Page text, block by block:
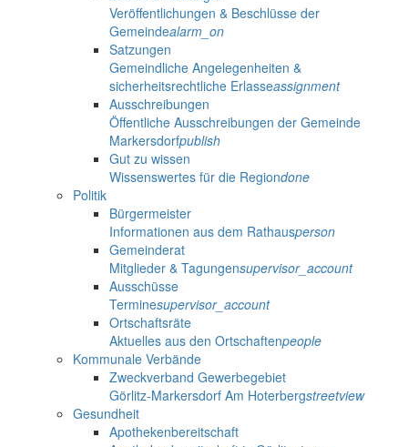
Veröffentlichungen & Beschlüsse der
Gemeindealarm_on
Satzungen
Gemeindliche Angelegenheiten &
sicherheitsrechtliche Erlasseassignment
Ausschreibungen
Öffentliche Ausschreibungen der Gemeinde
Markersdorfpublish
Gut zu wissen
Wissenswertes für die Regiondone
Politik
Bürgermeister
Informationen aus dem Rathausperson
Gemeinderat
Mitglieder & Tagungensupervisor_account
Ausschüsse
Terminesupervisor_account
Ortschaftsräte
Aktuelles aus den Ortschaftenpeople
Kommunale Verbände
Zweckverband Gewerbegebiet
Görlitz-Markersdorf Am Hoterbergstreetview
Gesundheit
Apothekenbereitschaft